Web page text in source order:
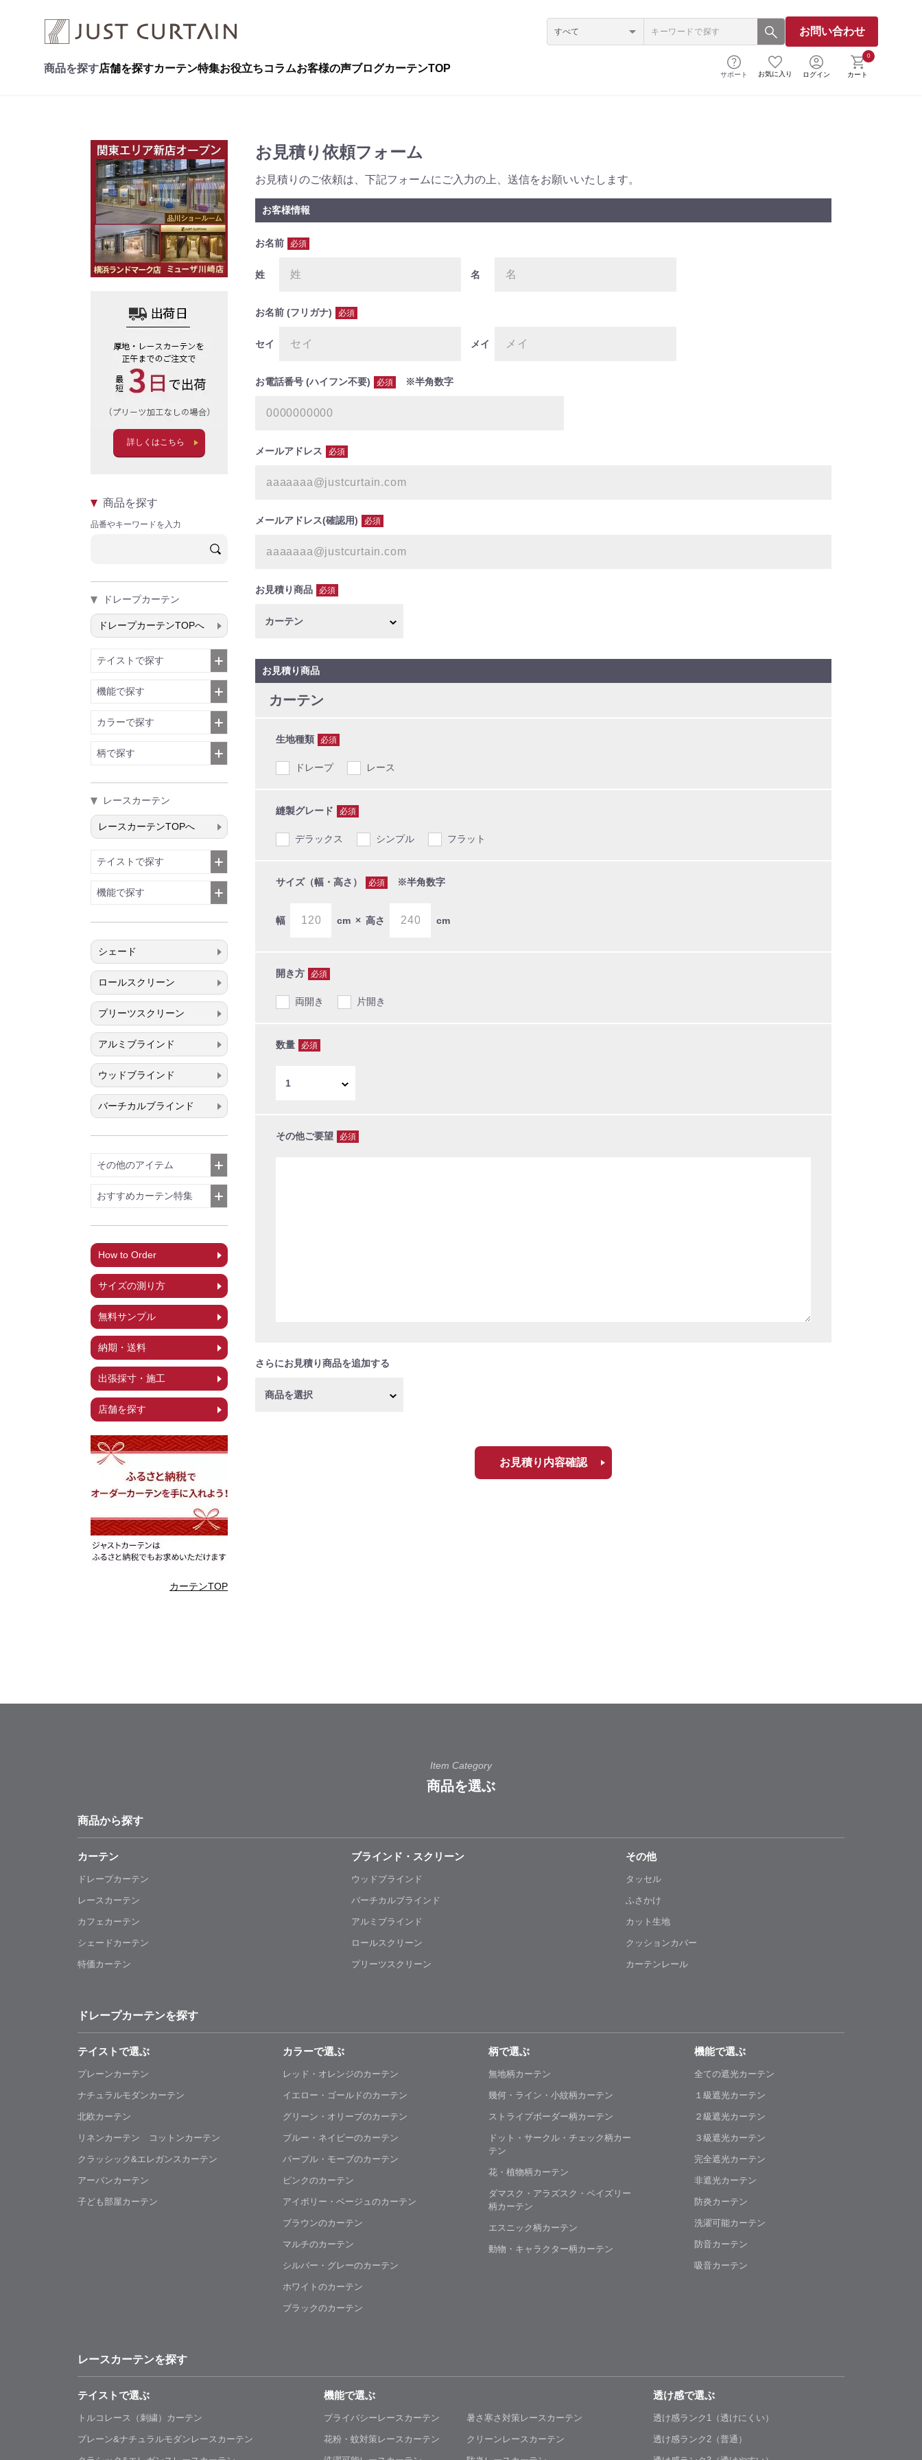
お問い合わせ
商品を探す店舗を探すカーテン特集お役立ちコラムお客様の声ブログカーテンTOP
サポート お気に入り ログイン
0
カート
詳しくはこちら
商品を探す
品番やキーワードを入力
ドレープカーテン
ドレープカーテンTOPへ
テイストで探す
機能で探す
カラーで探す
柄で探す
レースカーテン
レースカーテンTOPへ
テイストで探す
機能で探す
シェード
ロールスクリーン
プリーツスクリーン
アルミブラインド
ウッドブラインド
バーチカルブラインド
その他のアイテム
おすすめカーテン特集
How to Order
サイズの測り方
無料サンプル
納期・送料
出張採寸・施工
店舗を探す
カーテンTOP
お見積り依頼フォーム
お見積りのご依頼は、下記フォームにご入力の上、送信をお願いいたします。
お客様情報
お名前 必須
姓 名
お名前 (フリガナ) 必須
セイ メイ
お電話番号 (ハイフン不要) 必須 ※半角数字
メールアドレス 必須
メールアドレス(確認用) 必須
お見積り商品 必須
お見積り商品
カーテン
生地種類 必須
ドレープ レース
縫製グレード 必須
デラックス シンプル フラット
サイズ（幅・高さ） 必須 ※半角数字
幅 cm × 高さ cm
開き方 必須
両開き 片開き
数量 必須
その他ご要望 必須
さらにお見積り商品を追加する
Item Category
商品を選ぶ
商品から探す
カーテン
ドレープカーテン
レースカーテン
カフェカーテン
シェードカーテン
特価カーテン
ブラインド・スクリーン
ウッドブラインド
バーチカルブラインド
アルミブラインド
ロールスクリーン
プリーツスクリーン
その他
タッセル
ふさかけ
カット生地
クッションカバー
カーテンレール
ドレープカーテンを探す
テイストで選ぶ
プレーンカーテン
ナチュラルモダンカーテン
北欧カーテン
リネンカーテン コットンカーテン
クラッシック&エレガンスカーテン
アーバンカーテン
子ども部屋カーテン
カラーで選ぶ
レッド・オレンジのカーテン
イエロー・ゴールドのカーテン
グリーン・オリーブのカーテン
ブルー・ネイビーのカーテン
パープル・モーブのカーテン
ピンクのカーテン
アイボリー・ベージュのカーテン
ブラウンのカーテン
マルチのカーテン
シルバー・グレーのカーテン
ホワイトのカーテン
ブラックのカーテン
柄で選ぶ
無地柄カーテン
幾何・ライン・小紋柄カーテン
ストライプボーダー柄カーテン
ドット・サークル・チェック柄カー
テン
花・植物柄カーテン
ダマスク・アラズスク・ペイズリー
柄カーテン
エスニック柄カーテン
動物・キャラクター柄カーテン
機能で選ぶ
全ての遮光カーテン
１級遮光カーテン
２級遮光カーテン
３級遮光カーテン
完全遮光カーテン
非遮光カーテン
防炎カーテン
洗濯可能カーテン
防音カーテン
吸音カーテン
レースカーテンを探す
テイストで選ぶ
トルコレース（刺繍）カーテン
プレーン&ナチュラルモダンレースカーテン
機能で選ぶ
プライバシーレースカーテン 暑さ寒さ対策レースカーテン
花粉・蚊対策レースカーテン クリーンレースカーテン
透け感で選ぶ
透け感ランク1（透けにくい）
透け感ランク2（普通）